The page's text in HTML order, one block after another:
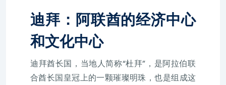
迪拜：阿联酋的经济中心
和文化中心
迪拜酋长国，当地人简称“杜拜”，是阿拉伯联
合酋长国皇冠上的一颗璀璨明珠，也是组成这